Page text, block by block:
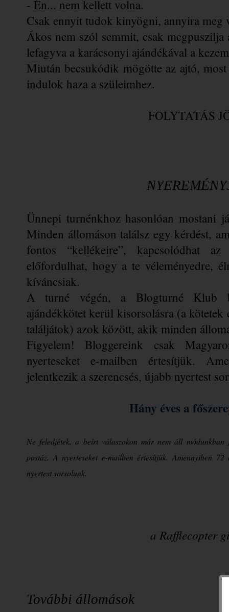
- Én... nem kellett volna.
Csak ennyit tudok kinyögni, annyira
Ákos nem szól semmit, csak
lefagyva a karácsonyi ajándékával a
Miután becsukódik mögötte az ajtó,
indulok haza a szüleimhez.
FOLYTATÁS
Ünnepi turnénkhoz hasonlóan mostani
Minden állomáson találsz egy kérdést,
fontos “kellékeire”, kapcsolódhat
előfordulhat, hogy a te véleményedre,
kíváncsiak.
A turné végén, a Blogturné Klub
ajándékkötet kerül kisorsolásra (a
találjátok) azok között, akik minden
Figyelem! Bloggereink csak
nyerteseket e-mailben értesítjük.
jelentkezik a szerencsés, újabb nyertest
Hány éves a
Ne feledjétek, a beírt válaszokon már nem áll
postáz. A nyerteseket e-mailben értesítjük. Amennyiben
nyertest sorsolunk.
a Rafflecopter
További állomások